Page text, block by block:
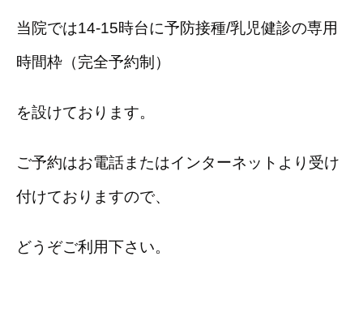
当院では14-15時台に予防接種/乳児健診の専用
時間枠（完全予約制）
を設けております。
ご予約はお電話またはインターネットより受け
付けておりますので、
どうぞご利用下さい。